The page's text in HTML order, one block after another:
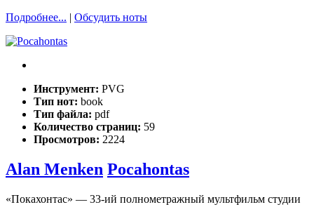
Подробнее... | Обсудить ноты
Инструмент: PVG
Тип нот: book
Тип файла: pdf
Количество страниц: 59
Просмотров: 2224
Alan Menken Pocahontas
«Покахонтас» — 33-ий полнометражный мультфильм студии